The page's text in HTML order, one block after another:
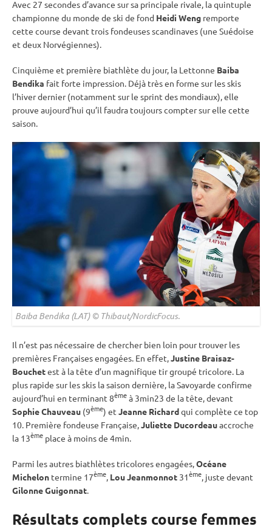
Avec 27 secondes d’avance sur sa principale rivale, la quintuple
championne du monde de ski de fond Heidi Weng remporte
cette course devant trois fondeuses scandinaves (une Suédoise
et deux Norvégiennes).
Cinquième et première biathlète du jour, la Lettonne Baiba
Bendika fait forte impression. Déjà très en forme sur les skis
l’hiver dernier (notamment sur le sprint des mondiaux), elle
prouve aujourd’hui qu’il faudra toujours compter sur elle cette
saison.
Baiba Bendika (LAT) © Thibaut/NordicFocus.
Il n’est pas nécessaire de chercher bien loin pour trouver les
premières Françaises engagées. En effet, Justine Braisaz-
Bouchetest à la tête d’un magnifique tir groupé tricolore. La
plus rapide sur les skis la saison dernière, la Savoyarde confirme
aujourd’hui en terminant 8èmeà 3min23 de la tête, devant
Sophie Chauveau (9ème) et Jeanne Richardqui complète ce top
10. Première fondeuse Française, Juliette Ducordeauaccroche
la 13ème place à moins de 4min.
Parmi les autres biathlètes tricolores engagées, Océane
Michelon termine 17ème Lou Jeanmonnot 31ème , juste devant
Gilonne Guigonnat
Résultats complets course femmes